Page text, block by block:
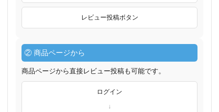
レビュー投稿ボタン
② 商品ページから
商品ページから直接レビュー投稿も可能です。
ログイン